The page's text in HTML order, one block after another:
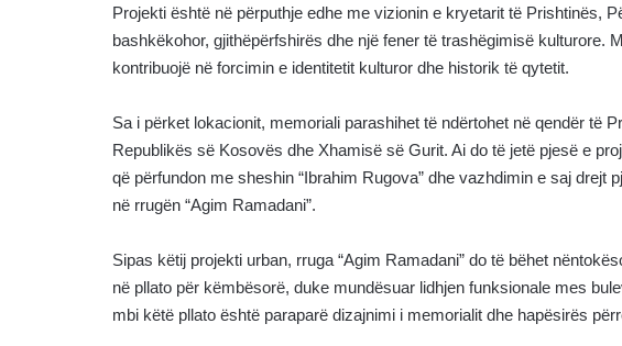
Projekti është në përputhje edhe me vizionin e kryetarit të Prishtinës,
bashkëkohor, gjithëpërfshirës dhe një fener të trashëgimisë kulturore.
kontribuojë në forcimin e identitetit kulturor dhe historik të qytetit.
Sa i përket lokacionit, memoriali parashihet të ndërtohet në qendër të
Republikës së Kosovës dhe Xhamisë së Gurit. Ai do të jetë pjesë e
që përfundon me sheshin “Ibrahim Rugova” dhe vazhdimin e saj drejt
në rrugën “Agim Ramadani”.
Sipas këtij projekti urban, rruga “Agim Ramadani” do të bëhet
në pllato për këmbësorë, duke mundësuar lidhjen funksionale mes
mbi këtë pllato është paraparë dizajnimi i memorialit dhe hapësirës